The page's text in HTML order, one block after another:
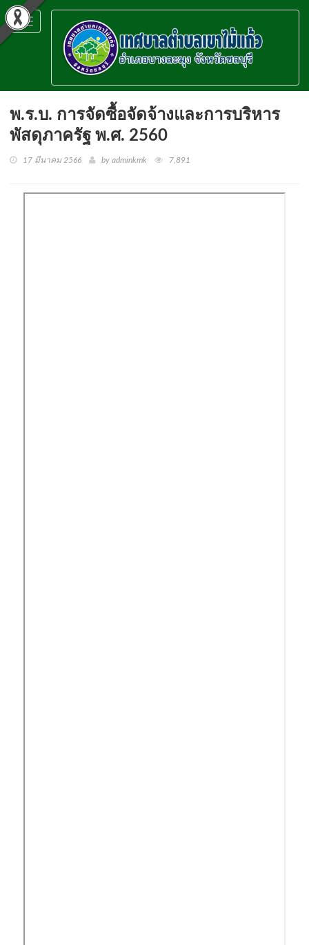
Toggle
navigation
พ.ร.บ. การจัดซื้อจัดจ้างและการบริหาร
พัสดุภาครัฐ พ.ศ. 2560
17 มีนาคม 2566 by adminkmk 7,891